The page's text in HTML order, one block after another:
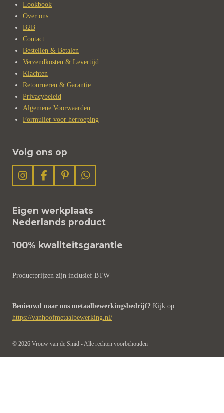
Lookbook
Over ons
B2B
Contact
Bestellen & Betalen
Verzendkosten & Levertijd
Klachten
Retourneren & Garantie
Privacybeleid
Algemene Voorwaarden
Formulier voor herroeping
Volg ons op
I
t
a
g
a
F
e
o
k
P
t
e
r
s
W
t
A
p
Eigen werkplaats
Nederlands product
100% kwaliteitsgarantie
Productprijzen zijn inclusief BTW
Benieuwd naar ons metaalbewerkingsbedrijf? Kijk op:
https://vanhoofmetaalbewerking.nl/
© 2026 Vrouw van de Smid - Alle rechten voorbehouden